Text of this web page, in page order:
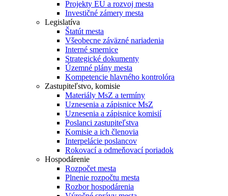
Projekty EU a rozvoj mesta
Investičné zámery mesta
Legislatíva
Štatút mesta
Všeobecne záväzné nariadenia
Interné smernice
Strategické dokumenty
Územné plány mesta
Kompetencie hlavného kontrolóra
Zastupiteľstvo, komisie
Materiály MsZ a termíny
Uznesenia a zápisnice MsZ
Uznesenia a zápisnice komisií
Poslanci zastupiteľstva
Komisie a ich členovia
Interpelácie poslancov
Rokovací a odmeňovací poriadok
Hospodárenie
Rozpočet mesta
Plnenie rozpočtu mesta
Rozbor hospodárenia